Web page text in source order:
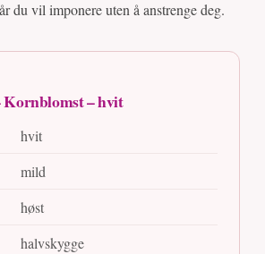
du vil imponere uten å anstrenge deg.
– hvit
hvit
mild
høst
halvskygge